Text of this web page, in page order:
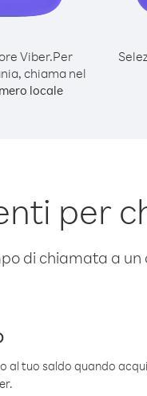
Viber.Per
chiama nel
locale
per
di chiamata a
al tuo saldo quando